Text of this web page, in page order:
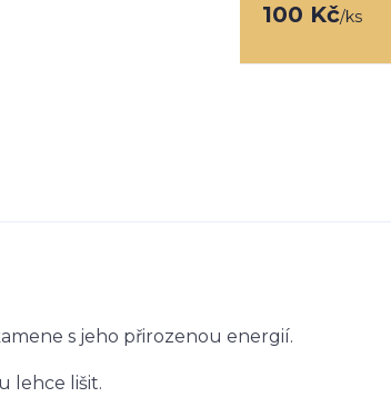
100 Kč/ks
s jeho přirozenou energií.
lehce lišit.